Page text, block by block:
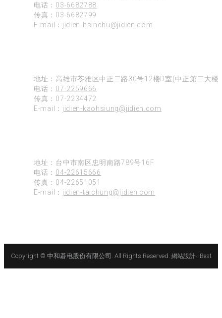
电话： 03-6682788
传真：03-6682799
E-mail： jidien-hsinchu@jidien.com
地址：高雄市苓雅区中正二路30号12楼D室(中正第二大楼)
电话： 07-2259666
传真：07-2234472
E-mail： jidien-kaohsiung@jidien.com
地址：台中市南区忠明南路789号16F
电话： 04-22615666
传真：04-22651051
E-mail： jidien-taichung@jidien.com
Copyright © 中和碁电股份有限公司. All Rights Reserved. 網站設計‧ iBest